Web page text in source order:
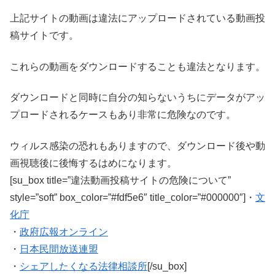
上記サイトの動画は違法にアップロードされている動画投
稿サイトです。
これらの動画をダウンロードすることも違法となります。
ダウンロードと同時に自分の知らないうちにデータがアッ
プロードされるケースもあり非常に危険なのです。
ウィルス感染の恐れもありますので、ダウンロード後や動
画視聴後に後悔するはめになります。
[su_box title=”違法動画投稿サイトの危険について”
style=”soft” box_color=”#fdf5e6″ title_color=”#000000″]・ 文
化庁
・ 政府広報オンライン
・ 日本民間放送連盟
・ シェアしたくなる法律相談所[/su_box]